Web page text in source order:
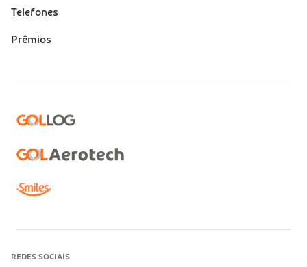
Telefones
Prêmios
REDES SOCIAIS